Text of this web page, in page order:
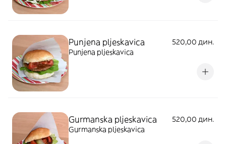
Punjena pljeskavica
520,00 дин.
Punjena pljeskavica
Gurmanska pljeskavica
520,00 дин.
Gurmanska pljeskavica